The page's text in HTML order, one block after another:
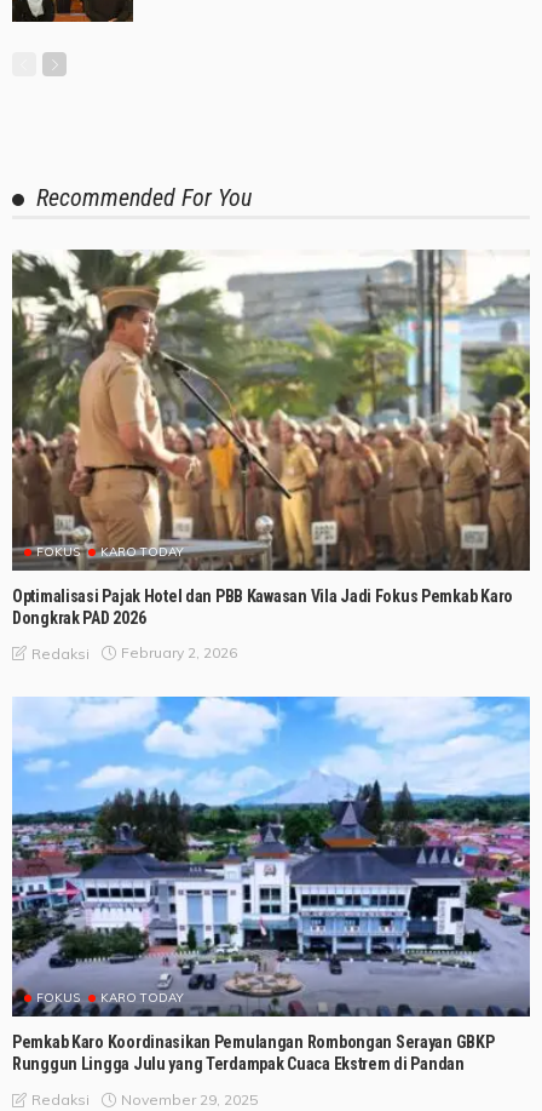
Recommended For You
FOKUS KARO TODAY
Optimalisasi Pajak Hotel dan PBB Kawasan Vila Jadi Fokus Pemkab Karo
Dongkrak PAD 2026
Redaksi February 2, 2026
FOKUS KARO TODAY
Pemkab Karo Koordinasikan Pemulangan Rombongan Serayan GBKP
Runggun Lingga Julu yang Terdampak Cuaca Ekstrem di Pandan
Redaksi November 29, 2025